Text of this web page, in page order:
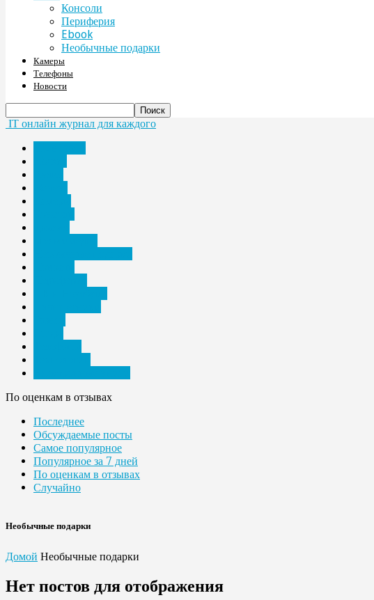
Консоли
Периферия
Ebook
Необычные подарки
Камеры
Телефоны
Новости
IT онлайн журнал для каждого
По оценкам в отзывах
Последнее
Обсуждаемые посты
Самое популярное
Популярное за 7 дней
По оценкам в отзывах
Случайно
Необычные подарки
Домой Необычные подарки
Нет постов для отображения